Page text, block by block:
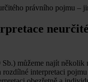
právního pojmu –
můžeme najít
interpretaci